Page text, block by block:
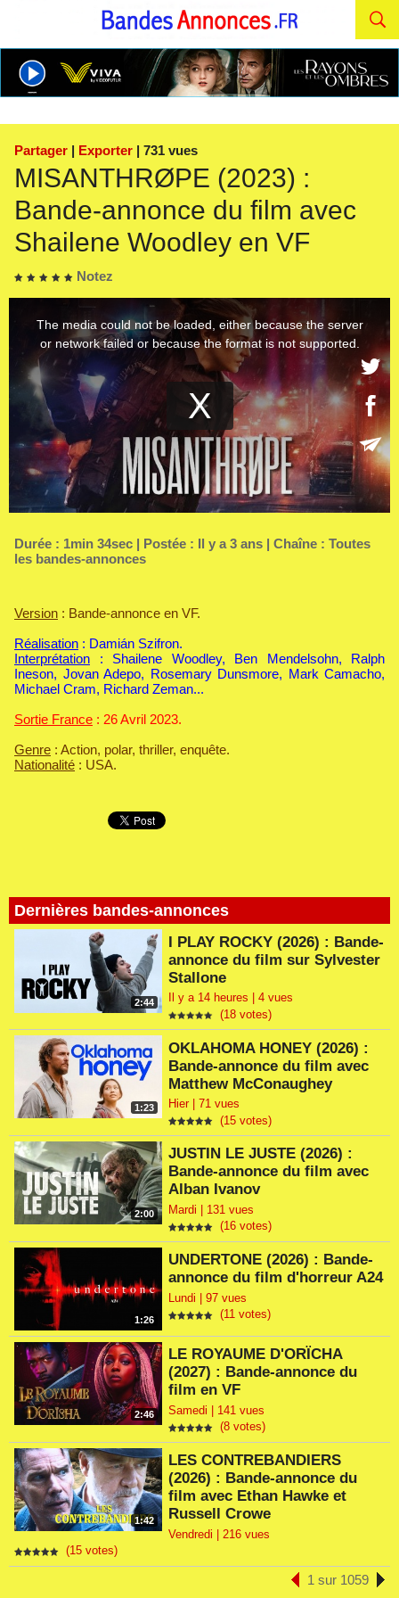
Partager | Exporter | 731 vues
MISANTHRØPE (2023) :
Bande-annonce du film avec
Shailene Woodley en VF
Notez
Dernières bandes-annonces
2:44
I PLAY ROCKY (2026) : Bande-
annonce du film sur Sylvester
Stallone
Il y a 14 heures | 4 vues
(18 votes)
1:23
OKLAHOMA HONEY (2026) :
Bande-annonce du film avec
Matthew McConaughey
Hier | 71 vues
(15 votes)
2:00
JUSTIN LE JUSTE (2026) :
Bande-annonce du film avec
Alban Ivanov
Mardi | 131 vues
(16 votes)
1:26
UNDERTONE (2026) : Bande-
annonce du film d'horreur A24
Lundi | 97 vues
(11 votes)
2:46
LE ROYAUME D'ORÏCHA
(2027) : Bande-annonce du
film en VF
Samedi | 141 vues
(8 votes)
1:42
LES CONTREBANDIERS
(2026) : Bande-annonce du
film avec Ethan Hawke et
Russell Crowe
Vendredi | 216 vues
(15 votes)
1 sur 1059
Durée : 1min 34sec | Postée : Il y a 3 ans | Chaîne : Toutes
les bandes-annonces
Version : Bande-annonce en VF.
Réalisation : Damián Szifron.
Interprétation : Shailene Woodley, Ben Mendelsohn, Ralph
Ineson, Jovan Adepo, Rosemary Dunsmore, Mark Camacho,
Michael Cram, Richard Zeman...
Sortie France : 26 Avril 2023.
Genre : Action, polar, thriller, enquête.
Nationalité : USA.